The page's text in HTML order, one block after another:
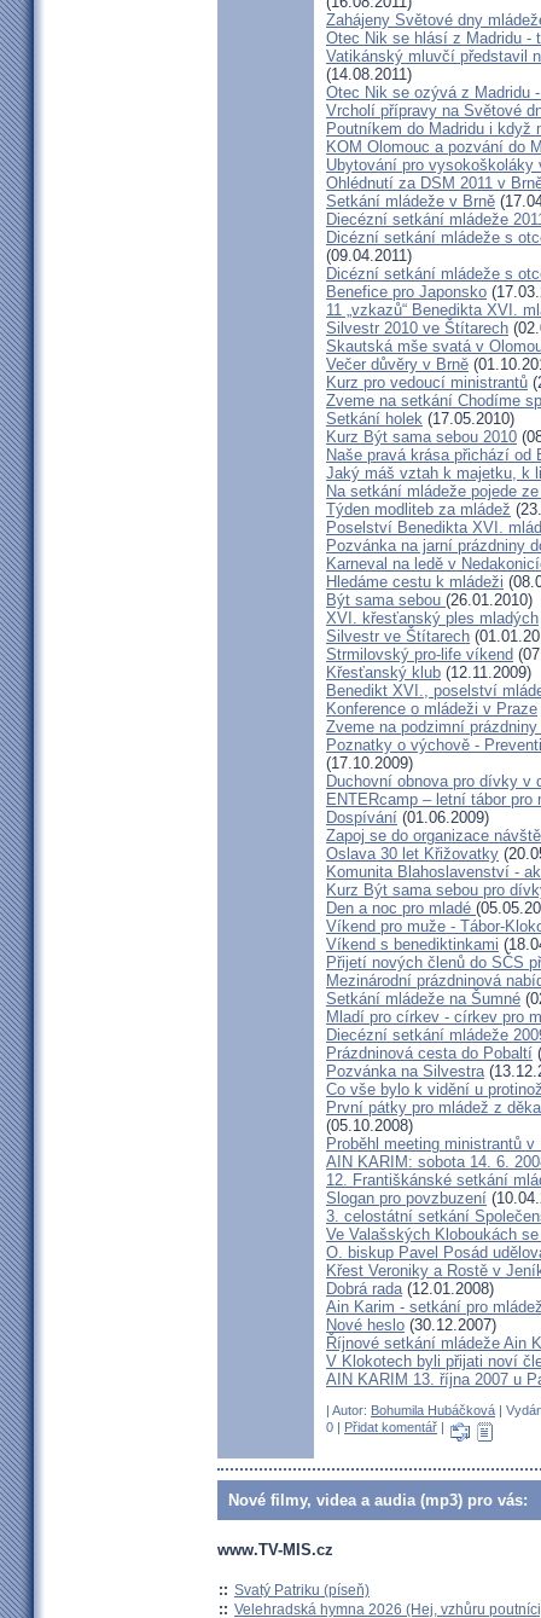
Zahájeny Světové dny
Otec Nik se hlásí z Madridu -
Vatikánský mluvčí představil
(14.08.2011)
Otec Nik se ozývá z Madridu
Vrcholí přípravy na Světové
Poutníkem do Madridu i když
KOM Olomouc a pozvání do
Ubytování pro vysokoškoláky
Ohlédnutí za DSM 2011 v
Setkání mládeže v Brně
Diecézní setkání mládeže
Dicézní setkání mládeže s
(09.04.2011)
Dicézní setkání mládeže s
Benefice pro Japonsko
11 „vzkazů“ Benedikta XVI.
Silvestr 2010 ve Štítarech
Skautská mše svatá v
Večer důvěry v Brně
Kurz pro vedoucí ministrantů
Zveme na setkání Chodíme
Setkání holek (17.05.2010)
Kurz Být sama sebou 2010
Naše pravá krása přichází od
Jaký máš vztah k majetku, k
Na setkání mládeže pojede
Týden modliteb za mládež
Poselství Benedikta XVI.
Pozvánka na jarní prázdniny
Karneval na ledě v
Hledáme cestu k mládeži
Být sama sebou (26.01.2010)
XVI. křesťanský ples mladých
Silvestr ve Štítarech
Strmilovský pro-life víkend
Křesťanský klub (12.11.2009)
Benedikt XVI., poselství
Konference o mládeži v Praze
Zveme na podzimní
Poznatky o výchově -
(17.10.2009)
Duchovní obnova pro dívky v
ENTERcamp – letní tábor pro
Dospívání (01.06.2009)
Zapoj se do organizace
Oslava 30 let Křižovatky
Komunita Blahoslavenství -
Kurz Být sama sebou pro
Den a noc pro mladé
Víkend pro muže - Tábor-
Víkend s benediktinkami
Přijetí nových členů do SČS
Mezinárodní prázdninová
Setkání mládeže na Šumné
Mladí pro církev - církev pro
Diecézní setkání mládeže
Prázdninová cesta do Pobaltí
Pozvánka na Silvestra
Co vše bylo k vidění u
První pátky pro mládež z
(05.10.2008)
Proběhl meeting ministrantů
AIN KARIM: sobota 14. 6.
12. Františkánské setkání
Slogan pro povzbuzení
3. celostátní setkání
Ve Valašských Kloboukách
O. biskup Pavel Posád
Křest Veroniky a Rostě v
Dobrá rada(12.01.2008)
Ain Karim - setkání pro
Nové heslo (30.12.2007)
Říjnové setkání mládeže Ain
V Klokotech byli přijati noví
AIN KARIM 13. října 2007 u
| Autor: Bohumila Hubáčková |
0 | Přidat komentář |
Nové filmy, videa a audia (mp3) pro vás:
www.TV-MIS.cz
:: Svatý Patriku (píseň)
:: Velehradská hymna 2026 (Hej, vzhůru